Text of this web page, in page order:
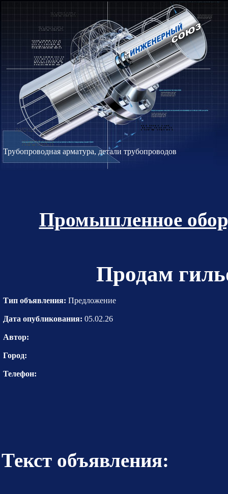
Трубопроводная арматура, детали трубопроводов
Промышленное
Продам
Тип объявления: Предложение
Дата опубликования: 05.02.26
Автор:
Город:
Телефон:
Текст объявления: